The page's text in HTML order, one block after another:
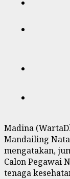
Madina
Mandailing
mengatakan,
Calon Pegawai
tenaga